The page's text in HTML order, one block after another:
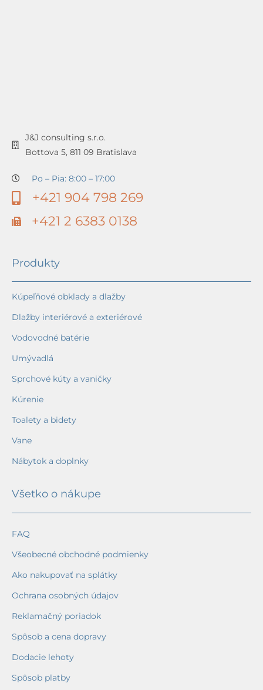
J&J consulting s.r.o.
Bottova 5, 811 09 Bratislava
Po – Pia: 8:00 – 17:00
+421 904 798 269
+421 2 6383 0138
Produkty
Kúpeľňové obklady a dlažby
Dlažby interiérové a exteriérové
Vodovodné batérie
Umývadlá
Sprchové kúty a vaničky
Kúrenie
Toalety a bidety
Vane
Nábytok a doplnky
Všetko o nákupe
FAQ
Všeobecné obchodné podmienky
Ako nakupovať na splátky
Ochrana osobných údajov
Reklamačný poriadok
Spôsob a cena dopravy
Dodacie lehoty
Spôsob platby